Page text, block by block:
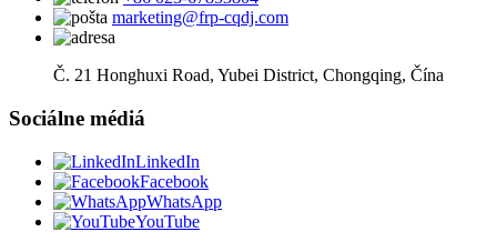
marketing@frp-cqdj.com
Č. 21 Honghuxi Road, Yubei District, Chongqing, Čína
Sociálne médiá
LinkedIn
Facebook
WhatsApp
YouTube